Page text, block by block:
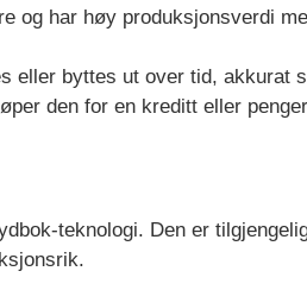
og har høy produksjonsverdi
eller byttes ut over tid, akkurat
den for en kreditt eller
teknologi. Den er